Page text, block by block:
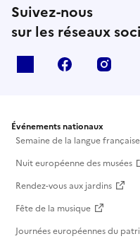
Suivez-nous
sur les réseaux
facebook
Événements nationaux
Semaine de la langue
Nuit européenne des musées
Rendez-vous aux jardins
Fête de la musique
Journées européennes du